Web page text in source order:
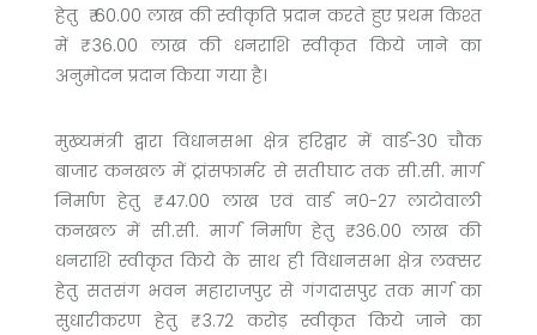
हेतु ₹ 60.00 लाख की स्वीकृति प्रदान करते हुए प्रथम किश्त
में ₹ 36.00 लाख की धनराशि स्वीकृत किये जाने का
अनुमोदन प्रदान किया गया है।
मुख्यमंत्री द्वारा विधानसभा क्षेत्र हरिद्वार में वार्ड-30 चौक
बाजार कनखल में ट्रांसफार्मर से सतीघाट तक सी.सी. मार्ग
निर्माण हेतु ₹ 47.00 लाख एवं वार्ड न0-27 लाटोवाली
कनखल में सी.सी. मार्ग निर्माण हेतु ₹ 36.00 लाख की
धनराशि स्वीकृत किये के साथ ही विधानसभा क्षेत्र लक्सर
हेतु सतसंग भवन महाराजपुर से गंगदासपुर तक मार्ग का
सुधारीकरण हेतु ₹ 3.72 करोड़ स्वीकृत किये जाने का